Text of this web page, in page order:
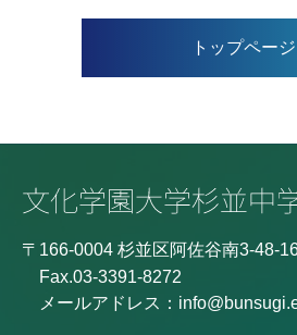
トップページ
〒166-0004 杉並区阿佐谷南3-48-
Fax.03-3391-8272
メールアドレス：